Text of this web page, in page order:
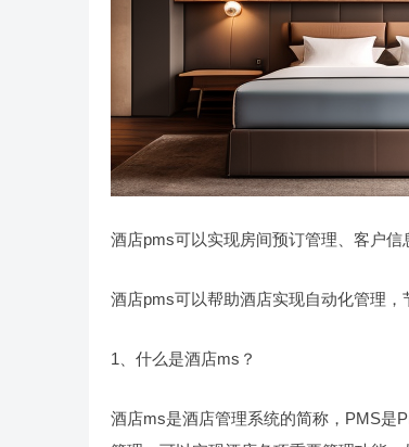
酒店pms可以实现房间预订管理、客户信
酒店pms可以帮助酒店实现自动化管理，
1、什么是酒店ms？
酒店ms是酒店管理系统的简称，PMS是